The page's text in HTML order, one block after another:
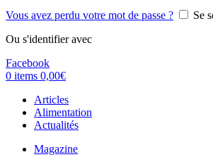
Vous avez perdu votre mot de passe ?
Se
Ou s'identifier avec
Facebook
0 items 0,00€
Articles
Alimentation
Actualités
Magazine